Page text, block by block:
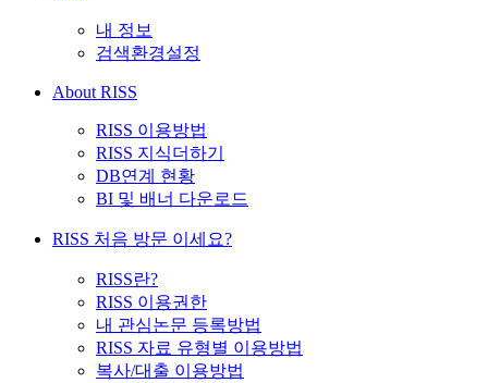
내 정보
검색환경설정
About RISS
RISS 이용방법
RISS 지식더하기
DB연계 현황
BI 및 배너 다운로드
RISS 처음 방문 이세요?
RISS란?
RISS 이용권한
내 관심논문 등록방법
RISS 자료 유형별 이용방법
복사/대출 이용방법